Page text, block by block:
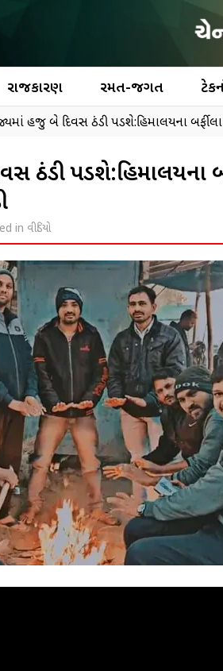
રાજકારણ રમત-જગત
હજુ બે દિવસ ઠંડી પડશે:હિમાલયના
ઠંડી
in વીડિયો